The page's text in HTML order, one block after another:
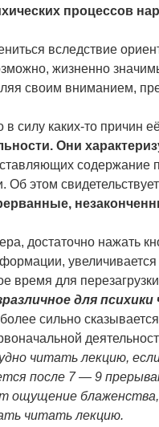
процессов
вследствие
жизненно
своим вниманием,
силу каких-то причин
Они
содержание
этом
достаточно нажать
время для
для
сильно сказывается
читать лекцию,
после 7 — 9
ощущение блаженства,
читать лекцию.